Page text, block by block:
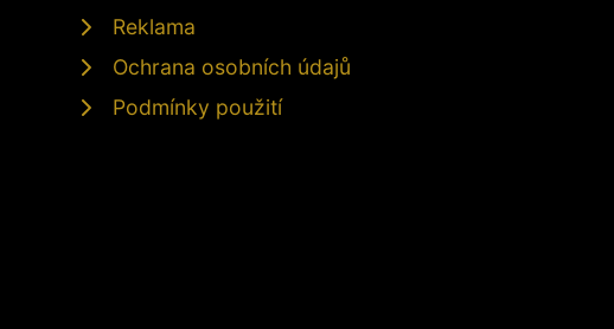
Reklama
Ochrana osobních údajů
Podmínky použití